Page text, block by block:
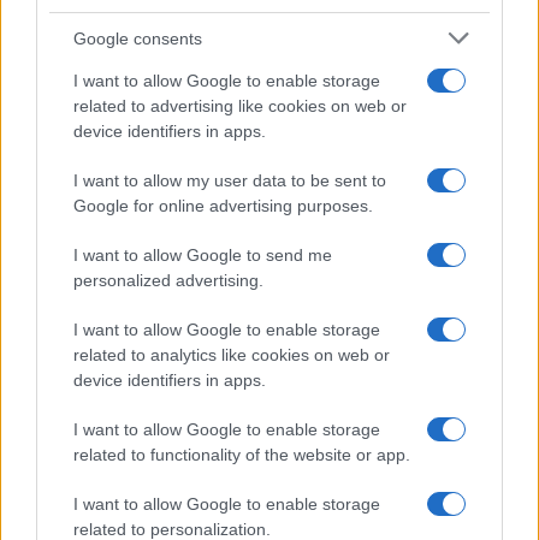
Google consents
I want to allow Google to enable storage
related to advertising like cookies on web or
device identifiers in apps.
I want to allow my user data to be sent to
Google for online advertising purposes.
I want to allow Google to send me
personalized advertising.
I want to allow Google to enable storage
related to analytics like cookies on web or
device identifiers in apps.
I want to allow Google to enable storage
related to functionality of the website or app.
I want to allow Google to enable storage
related to personalization.
Arrestati cinque agenti della polizia locale di Milano: le
accuse e i dettagli
Alessandro Tassinari · 7 Ago 2026
NEWS